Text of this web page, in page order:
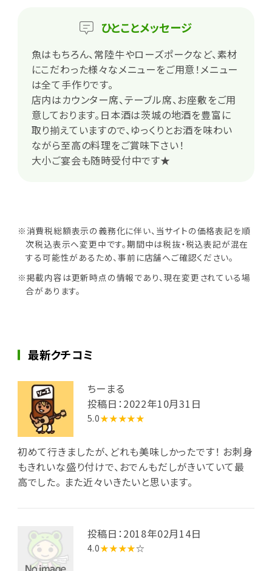
ひとことメッセージ
魚はもちろん、常陸牛やローズポークなど、素材
にこだわった様々なメニューをご用意！メニュー
は全て手作りです。
店内はカウンター席、テーブル席、お座敷をご用
意しております。日本酒は茨城の地酒を豊富に
取り揃えていますので、ゆっくりとお酒を味わい
ながら至高の料理をご賞味下さい！
大小ご宴会も随時受付中です★
※消費税総額表示の義務化に伴い、当サイトの価格表記を順
次税込表示へ変更中です。期間中は税抜・税込表記が混在
する可能性があるため、事前に店舗へご確認ください。
※掲載内容は更新時点の情報であり、現在変更されている場
合があります。
最新クチコミ
ちーまる
投稿日：2022年10月31日
5.0★★★★★
初めて行きましたが、どれも美味しかったです！ お刺身
もきれいな盛り付けで、おでんもだしがきいていて最
高でした。 また近々いきたいと思います。
投稿日：2018年02月14日
4.0★★★★☆